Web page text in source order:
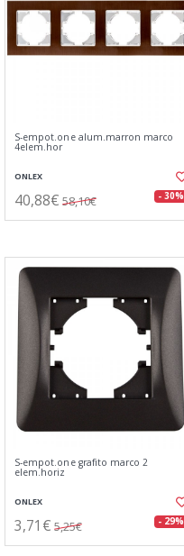
S-empot.one alum.marron marco
4elem.hor
ONLEX
40,88€ 58,10€ - 30%
S-empot.one grafito marco 2
elem.horiz
ONLEX
3,71€ 5,25€ - 29%